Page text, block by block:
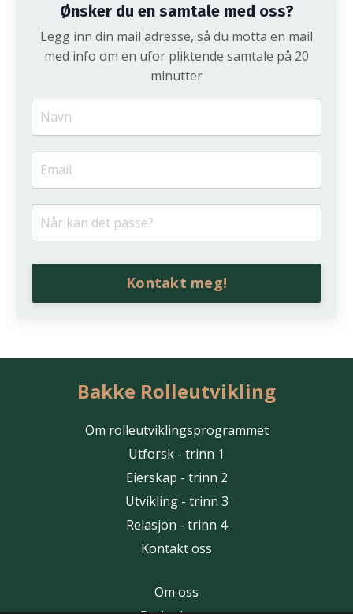
Ønsker du en samtale med oss?
Legg inn din mail adresse, så du motta en mail
med info om en ufor pliktende samtale på 20
minutter
Kontakt meg!
Bakke Rolleutvikling
Om rolleutviklingsprogrammet
Utforsk - trinn 1
Eierskap - trinn 2
Utvikling - trinn 3
Relasjon - trinn 4
Kontakt oss
Om oss